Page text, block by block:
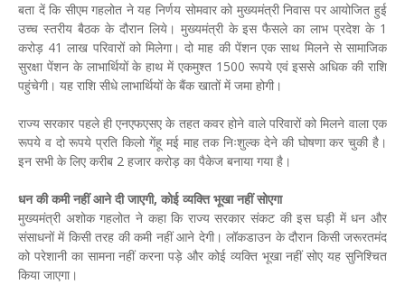
बता दें कि सीएम गहलोत ने यह निर्णय सोमवार को मुख्यमंत्री निवास पर आयोजित हुई
उच्च स्तरीय बैठक के दौरान लिये। मुख्यमंत्री के इस फैसले का लाभ प्रदेश के 1
करोड़ 41 लाख परिवारों को मिलेगा। दो माह की पेंशन एक साथ मिलने से सामाजिक
सुरक्षा पेंशन के लाभार्थियों के हाथ में एकमुश्त 1500 रूपये एवं इससे अधिक की राशि
पहुंचेगी। यह राशि सीधे लाभार्थियों के बैंक खातों में जमा होगी।
राज्य सरकार पहले ही एनएफएसए के तहत कवर होने वाले परिवारों को मिलने वाला एक
रूपये व दो रूपये प्रति किलो गेंहू मई माह तक निःशुल्क देने की घोषणा कर चुकी है।
इन सभी के लिए करीब 2 हजार करोड़ का पैकेज बनाया गया है।
धन की कमी नहीं आने दी जाएगी, कोई व्यक्ति भूखा नहीं सोएगा
मुख्यमंत्री अशोक गहलोत ने कहा कि राज्य सरकार संकट की इस घड़ी में धन और
संसाधनों में किसी तरह की कमी नहीं आने देगी। लॉकडाउन के दौरान किसी जरूरतमंद
को परेशानी का सामना नहीं करना पड़े और कोई व्यक्ति भूखा नहीं सोए यह सुनिश्चित
किया जाएगा।